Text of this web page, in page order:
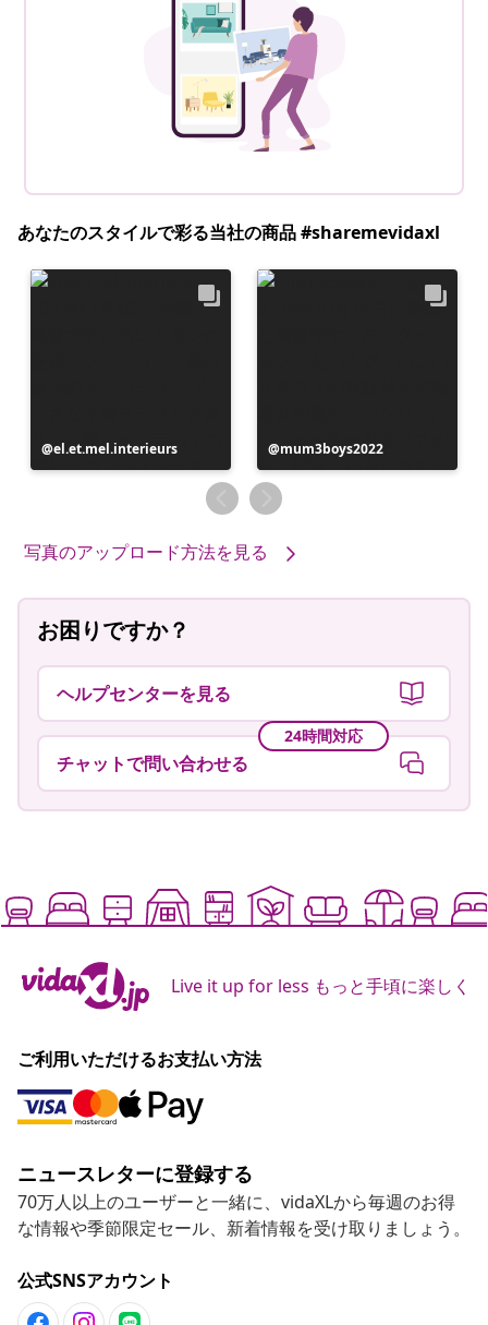
あなたのスタイルで彩る当社の商品 #sharemevidaxl
投
稿
el.et.mel.interieurs
投
稿
者
mum3boys2022
写真のアップロード方法を見る
お困りですか？
ヘルプセンターを見る
24時間対応
チャットで問い合わせる
Live it up for less もっと手頃に楽しく
ご利用いただけるお支払い方法
ニュースレターに登録する
70万人以上のユーザーと一緒に、vidaXLから毎週のお得
な情報や季節限定セール、新着情報を受け取りましょう。
公式SNSアカウント